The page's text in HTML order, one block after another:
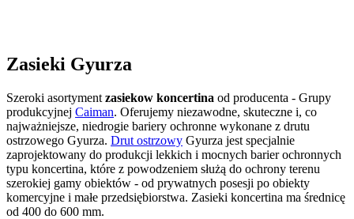
Zasieki Gyurza
Szeroki asortyment zasiekow koncertina od producenta - Grupy
produkcyjnej Caiman. Oferujemy niezawodne, skuteczne i, co
najważniejsze, niedrogie bariery ochronne wykonane z drutu
ostrzowego Gyurza. Drut ostrzowy Gyurza jest specjalnie
zaprojektowany do produkcji lekkich i mocnych barier ochronnych
typu koncertina, które z powodzeniem służą do ochrony terenu
szerokiej gamy obiektów - od prywatnych posesji po obiekty
komercyjne i małe przedsiębiorstwa. Zasieki koncertina ma średnicę
od 400 do 600 mm.